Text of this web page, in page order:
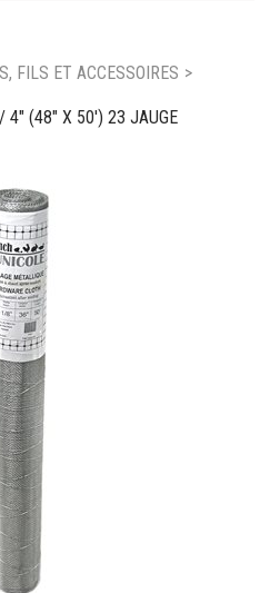
de produit
produits
joindre
FILS ET ACCESSOIRES >
4" (48" X 50') 23 JAUGE